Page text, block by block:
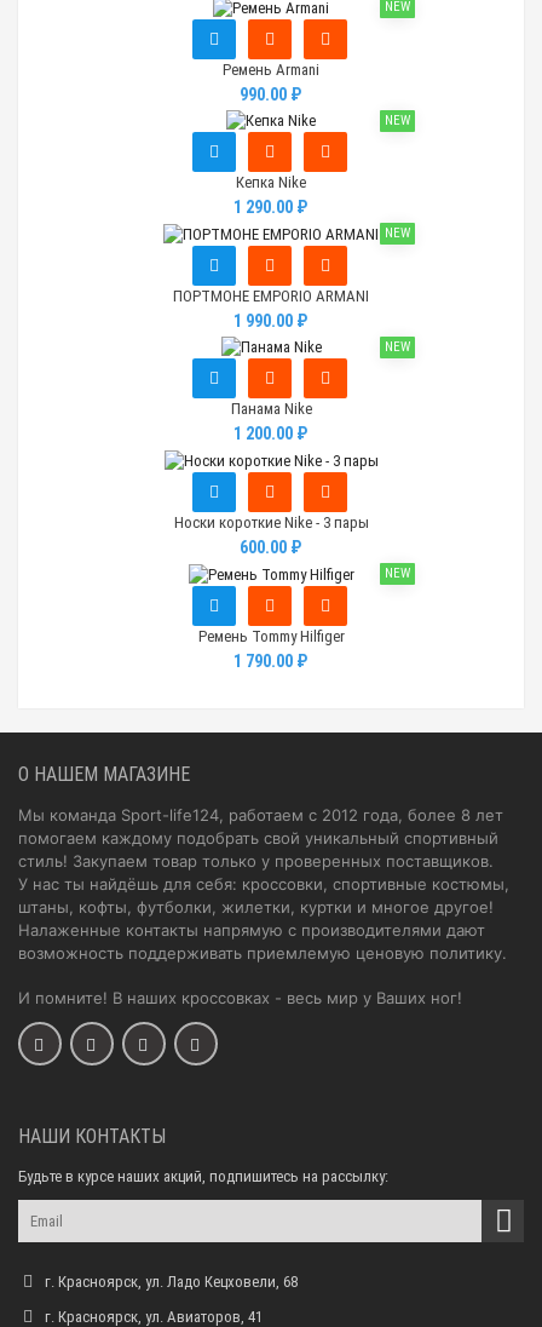
NEW
Ремень Armani
990.00 ₽
NEW
Кепка Nike
1 290.00 ₽
NEW
ПОРТМОНЕ EMPORIO ARMANI
1 990.00 ₽
NEW
Панама Nike
1 200.00 ₽
Носки короткие Nike - 3 пары
600.00 ₽
NEW
Ремень Tommy Hilfiger
1 790.00 ₽
О НАШЕМ МАГАЗИНЕ
Мы команда Sport-life124, работаем с 2012 года, более 8 лет
помогаем каждому подобрать свой уникальный спортивный
стиль! Закупаем товар только у проверенных поставщиков.
У нас ты найдёшь для себя: кроссовки, спортивные костюмы,
штаны, кофты, футболки, жилетки, куртки и многое другое!
Налаженные контакты напрямую с производителями дают
возможность поддерживать приемлемую ценовую политику.
И помните! В наших кроссовках - весь мир у Ваших ног!
НАШИ КОНТАКТЫ
Будьте в курсе наших акций, подпишитесь на рассылку:
г. Красноярск, ул. Ладо Кецховели, 68
г. Красноярск, ул. Авиаторов, 41